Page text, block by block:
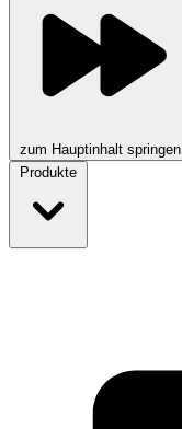
zum Hauptinhalt springen
Produkte